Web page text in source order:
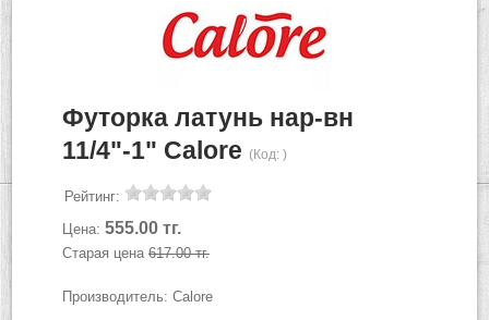
Футорка латунь нар-вн
11/4"-1" Calore (Код: )
Рейтинг:
Цена: 555.00 тг.
Старая цена 617.00 тг.
Производитель: Calore